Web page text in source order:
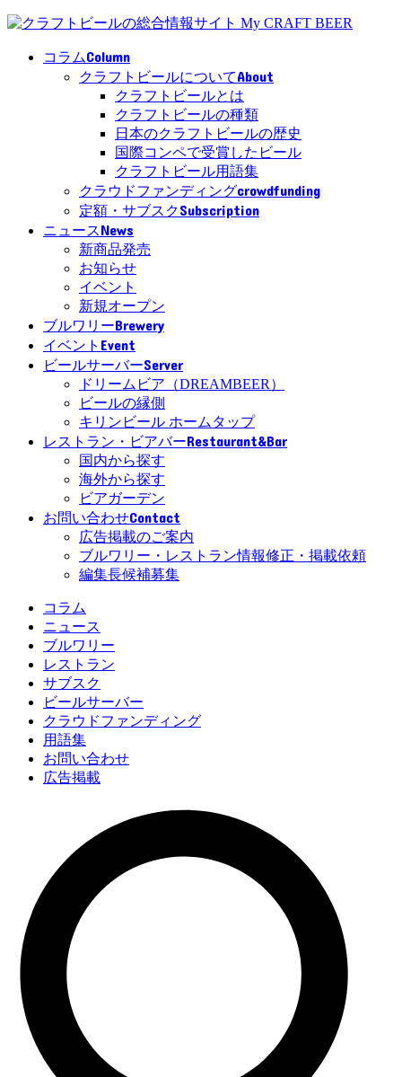
コラムColumn
クラフトビールについてAbout
クラフトビールとは
クラフトビールの種類
日本のクラフトビールの歴史
国際コンペで受賞したビール
クラフトビール用語集
クラウドファンディングcrowdfunding
定額・サブスクSubscription
ニュースNews
新商品発売
お知らせ
イベント
新規オープン
ブルワリーBrewery
イベント Event
ビールサーバーServer
ドリームビア（DREAMBEER）
ビールの縁側
キリンビール ホームタップ
レストラン・ビアバーRestaurant&Bar
国内から探す
海外から探す
ビアガーデン
お問い合わせContact
広告掲載のご案内
ブルワリー・レストラン情報修正・掲載依頼
編集長候補募集
コラム
ニュース
ブルワリー
レストラン
サブスク
ビールサーバー
クラウドファンディング
用語集
お問い合わせ
広告掲載